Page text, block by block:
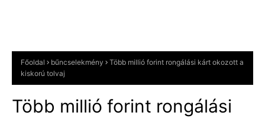
Főoldal bűncselekmény
Több millió forint rongálási kárt okozott a
kiskorú tolvaj
Több millió forint rongálási